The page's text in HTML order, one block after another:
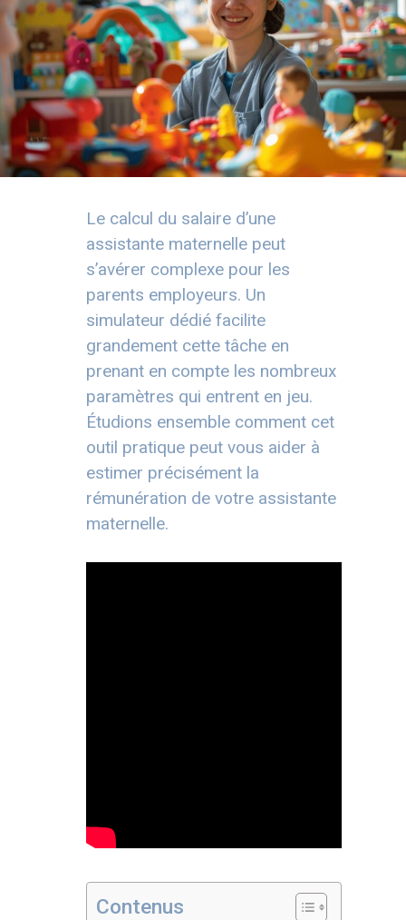
Le calcul du salaire d’une
assistante maternelle peut
s’avérer complexe pour les
parents employeurs. Un
simulateur dédié facilite
grandement cette tâche en
prenant en compte les nombreux
paramètres qui entrent en jeu.
Étudions ensemble comment cet
outil pratique peut vous aider à
estimer précisément la
rémunération de votre assistante
maternelle.
Contenus